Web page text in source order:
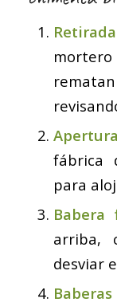
Retirada
mortero
fábrica
para
Babera
arriba,
desviar